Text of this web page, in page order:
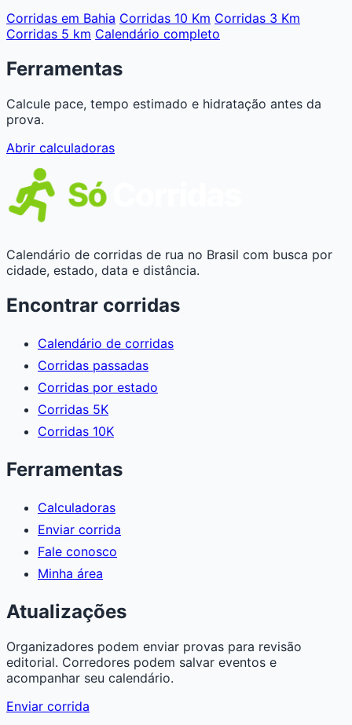
Corridas em Bahia Corridas 10 Km Corridas 3 Km
Corridas 5 km Calendário completo
Ferramentas
Calcule pace, tempo estimado e hidratação antes da
prova.
Abrir calculadoras
Calendário de corridas de rua no Brasil com busca por
cidade, estado, data e distância.
Encontrar corridas
Calendário de corridas
Corridas passadas
Corridas por estado
Corridas 5K
Corridas 10K
Ferramentas
Calculadoras
Enviar corrida
Fale conosco
Minha área
Atualizações
Organizadores podem enviar provas para revisão
editorial. Corredores podem salvar eventos e
acompanhar seu calendário.
Enviar corrida